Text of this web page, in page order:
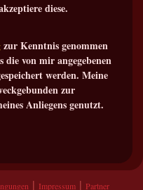
diese.
zur Kenntnis genommen
von mir angegebenen
werden. Meine
zur
Anliegens genutzt.
| Impressum| Partner